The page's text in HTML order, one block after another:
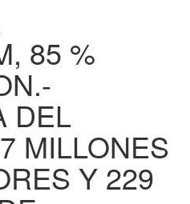
85 %
DEL
MILLONES
Y 229